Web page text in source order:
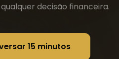
decisão financeira.
15 minutos